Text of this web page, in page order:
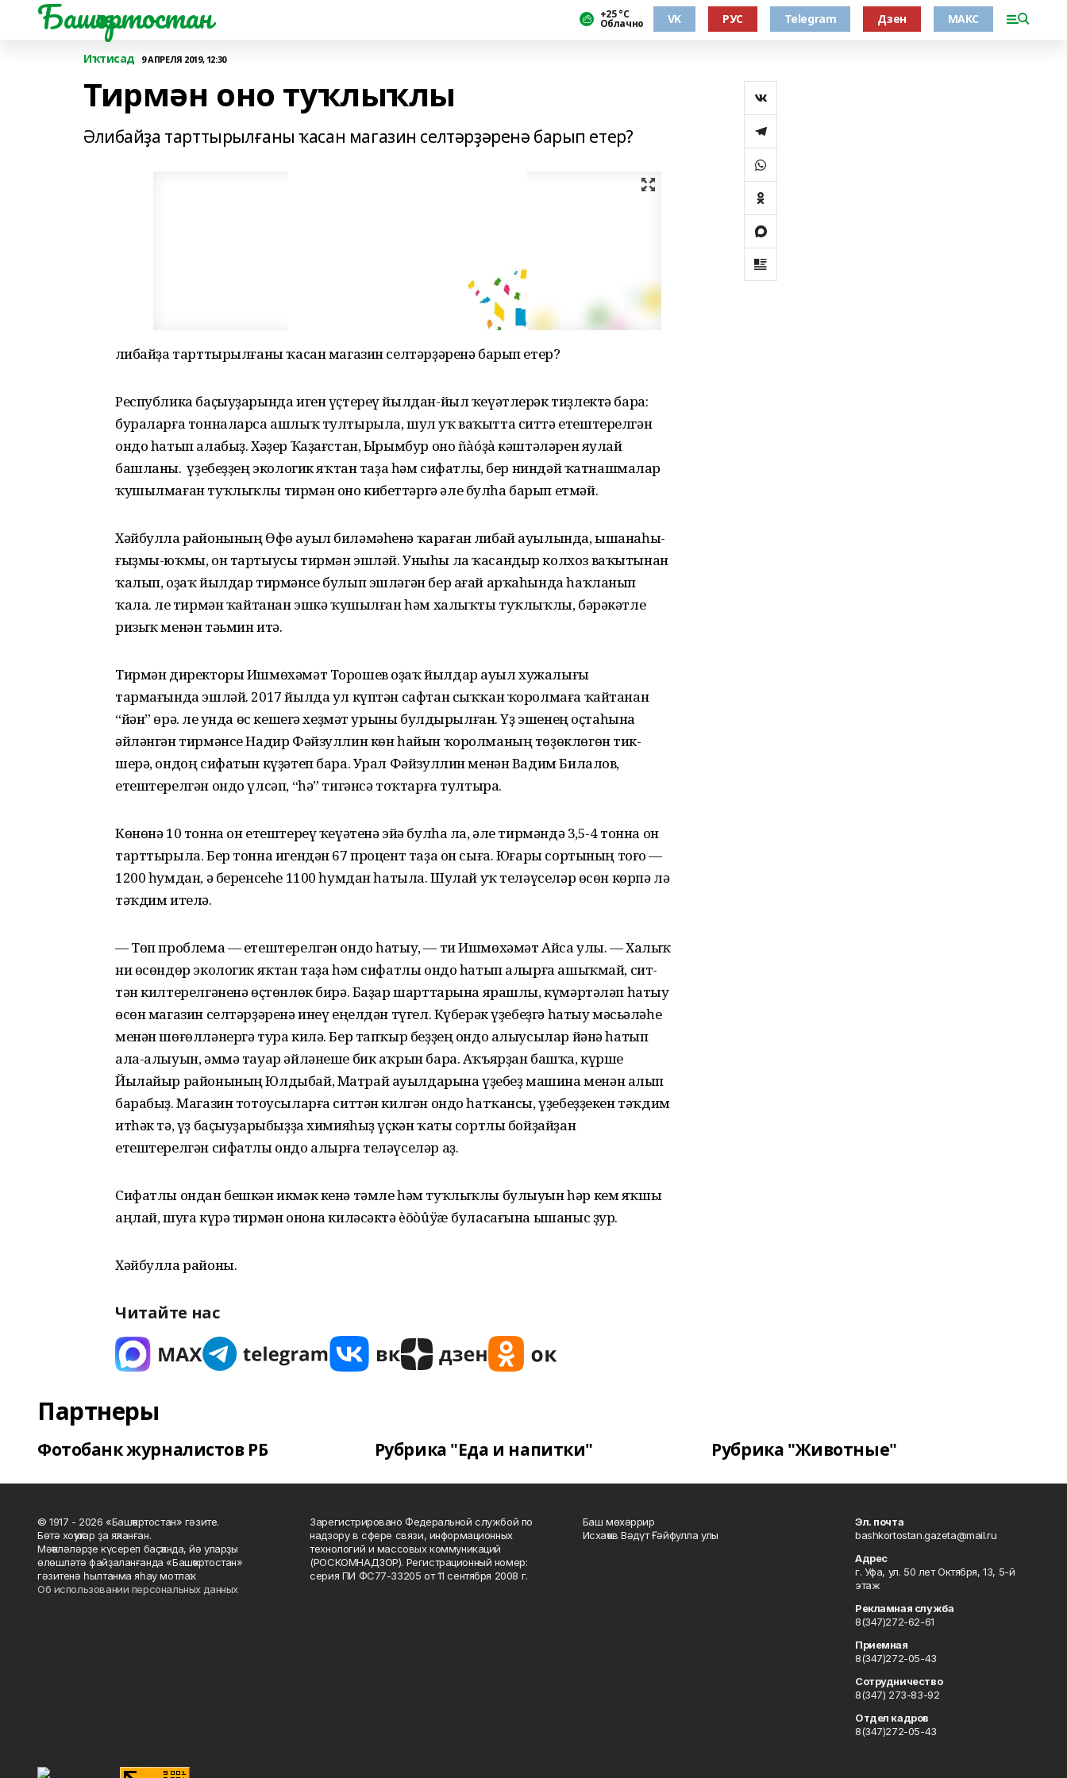
Башҡортостан +25 °С
Облачно VK РУС Telegram Дзен МАКС
Иҡтисад 9 АПРЕЛЯ 2019, 12:30
Тирмән оно туҡлыҡлы
Әлибайҙа тарттырылғаны ҡасан магазин селтәрҙәренә барып етер?
Әлибайҙа тарттырылғаны ҡасан магазин селтәрҙәренә барып етер?
Республика баҫыуҙарында иген үҫтереү йылдан-йыл ҡеүәтлерәк тиҙлектә бара:
бураларға тонналарса ашлыҡ тултырыла, шул уҡ ваҡытта ситтә етештерелгән
ондо һатып алабыҙ. Хәҙер Ҡаҙағстан, Ырымбур оно ñàóҙà кәштәләрен яулай
башланы. Ә үҙебеҙҙең экологик яҡтан таҙа һәм сифатлы, бер ниндәй ҡатнашмалар
ҡушылмаған туҡлыҡлы тирмән оно кибеттәргә әле булһа барып етмәй.
Хәйбулла районының Өфө ауыл биләмәһенә ҡараған Әлибай ауылында, ышана­һы­
ғыҙмы-юҡмы, он тартыусы тирмән эшләй. Уныһы ла ҡасандыр колхоз ваҡытынан
ҡалып, оҙаҡ йылдар тирмәнсе булып эшләгән бер ағай арҡаһында һаҡланып
ҡала. Әле тирмән ҡайтанан эшкә ҡушылған һәм халыҡты туҡ­лыҡлы, бәрәкәтле
ризыҡ менән тәьмин итә.
Тирмән директоры Ишмө­хәмәт Торошев оҙаҡ йылдар ауыл хужалығы
тармағында эшләй. 2017 йылда ул күптән сафтан сыҡҡан ҡоролмаға ҡайтанан
“йән” өрә. Әле унда өс кешегә хеҙмәт урыны бул­дырылған. Үҙ эшенең оҫта­һына
әйләнгән тирмәнсе Надир Фәйзуллин көн һайын ҡоролманың төҙөклөгөн тик­
шерә, ондоң сифатын күҙәтеп бара. Урал Фәйзуллин менән Вадим Билалов,
етеште­рел­гән ондо үлсәп, “һә” тигәнсә тоҡтарға тултыра.
Көнөнә 10 тонна он етеш­тереү ҡеүәтенә эйә булһа ла, әле тирмәндә 3,5-4 тонна он
тарттырыла. Бер тонна иген­дән 67 процент таҙа он сыға. Юғары сортының тоғо —
1200 һумдан, ә беренсеһе 1100 һумдан һатыла. Шулай уҡ теләүселәр өсөн көрпә лә
тәҡдим ителә.
— Төп проблема — етеш­терелгән ондо һатыу, — ти Ишмөхәмәт Айса улы. — Халыҡ
ни өсөндөр экологик яҡтан таҙа һәм сифатлы ондо һатып алырға ашыҡмай, сит­
тән килтерелгәненә өҫтөнлөк бирә. Баҙар шарттарына ярашлы, күмәртәләп һатыу
өсөн магазин селтәрҙәренә инеү еңелдән түгел. Күберәк үҙебеҙгә һатыу мәсьәләһе
менән шөғөлләнергә тура килә. Бер тапҡыр беҙҙең ондо алыусылар йәнә һатып
ала-алыуын, әммә тауар әйлә­неше бик аҡрын бара. Аҡъяр­ҙан башҡа, күрше
Йылайыр районының Юлдыбай, Матрай ауылдарына үҙебеҙ машина менән алып
барабыҙ. Магазин тотоусыларға ситтән килгән ондо һатҡансы, үҙебеҙ­ҙекен тәҡдим
итһәк тә, үҙ баҫыуҙарыбыҙҙа химияһыҙ үҫкән ҡаты сортлы бойҙайҙан
етештерелгән сифатлы ондо алырға теләүселәр аҙ.
Сифатлы ондан бешкән икмәк кенә тәмле һәм туҡ­лыҡлы булыуын һәр кем яҡшы
аңлай, шуға күрә тирмән онона киләсәктә èõòûÿæ буласағына ышаныс ҙур.
Хәйбулла районы.
Читайте нас
Партнеры
Фотобанк журналистов РБ Рубрика "Еда и напитки" Рубрика "Животные"
© 1917 - 2026 «Башҡортостан» гәзите.
Бөтә хоҡуҡтар ҙа яҡланған.
Мәҡәләләрҙе күсереп баҫҡанда, йә уларҙы
өлөшләтә файҙаланғанда «Башҡортостан»
гәзитенә һылтанма яһау мотлаҡ.
Об использовании персональных данных
Зарегистрировано Федеральной службой по
надзору в сфере связи, информационных
технологий и массовых коммуникаций
(РОСКОМНАДЗОР). Регистрационный номер:
серия ПИ ФС77-33205 от 11 сентября 2008 г.
Баш мөхәррир
Исхаҡов Вәдүт Ғәйфулла улы
Эл. почта
bashkortostan.gazeta@mail.ru
Адрес
г. Уфа, ул. 50 лет Октября, 13, 5-й
этаж
Рекламная служба
8(347)272-62-61
Приемная
8(347)272-05-43
Сотрудничество
8(347) 273-83-92
Отдел кадров
8(347)272-05-43